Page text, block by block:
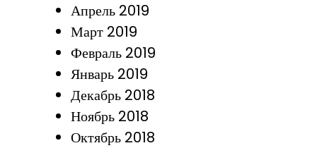
Апрель 2019
Март 2019
Февраль 2019
Январь 2019
Декабрь 2018
Ноябрь 2018
Октябрь 2018